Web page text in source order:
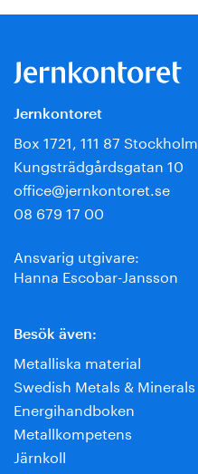
Jernkontoret
Box 1721, 111 87 Stockholm
Kungsträdgårdsgatan 10
office@jernkontoret.se
08 679 17 00
Ansvarig utgivare:
Hanna Escobar-Jansson
Besök även:
Metalliska material
Swedish Metals & Minerals
Energihandboken
Metallkompetens
Järnkoll